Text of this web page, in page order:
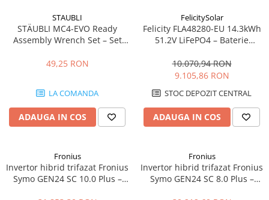
STAUBLI
STÄUBLI MC4-EVO Ready
Assembly Wrench Set – Set
Conectori Fotovoltaici MC4 și
49,25 RON
LA COMANDA
ADAUGA IN COS
FelicitySolar
Felicity FLA48280-EU 14.3kWh
51.2V LiFePO4 – Baterie
Scalabilă
10.070,94 RON
9.105,86 RON
STOC DEPOZIT CENTRAL
ADAUGA IN COS
Fronius
Invertor hibrid trifazat Fronius
Symo GEN24 SC 10.0 Plus –
Fronius
Invertor hibrid trifazat Fronius
Symo GEN24 SC 8.0 Plus –